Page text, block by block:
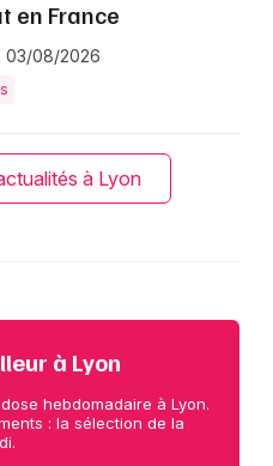
en France
03/08/2026
à Lyon
à Lyon
hebdomadaire à Lyon.
: la sélection de la